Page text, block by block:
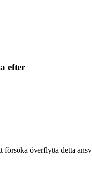
efter
överflytta detta